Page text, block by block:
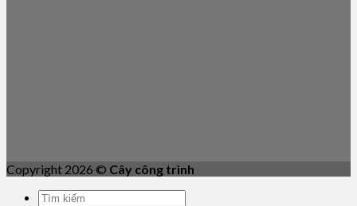
Copyright 2026 © Cây công trình